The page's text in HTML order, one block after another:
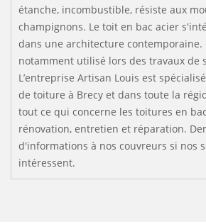
étanche, incombustible, résiste aux
champignons. Le toit en bac acier
dans une architecture contemporaine.
notamment utilisé lors des travaux de
L’entreprise Artisan Louis est
de toiture à Brecy et dans toute la
tout ce qui concerne les toitures en
rénovation, entretien et réparation.
d'informations à nos couvreurs si nos
intéressent.